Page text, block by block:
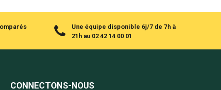
Une équipe disponible 6j/7 de 7h à
21h au 02 42 14 00 01
CONNECTONS-NOUS